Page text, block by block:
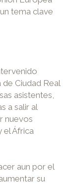
tema clave
Ciudad Real
asistentes,
a salir al
nuevos
el África
aun por el
su